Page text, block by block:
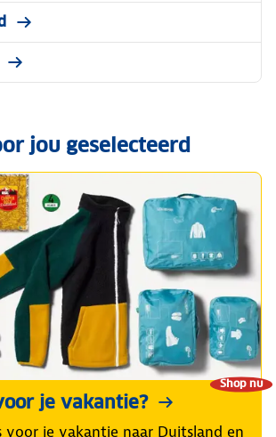
jou geselecteerd
Shop nu
je vakantie?
voor je vakantie naar Duitsland en